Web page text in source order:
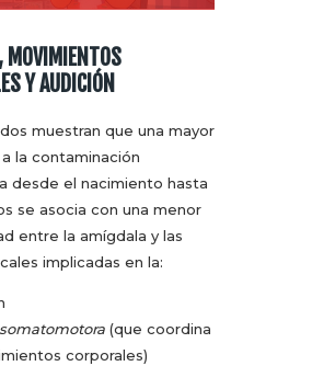
MOVIMIENTOS
Y AUDICIÓN
muestran que una mayor
la contaminación
desde el nacimiento hasta
se asocia con una menor
entre la amígdala y las
implicadas en la:
somatomotora(que coordina
corporales)